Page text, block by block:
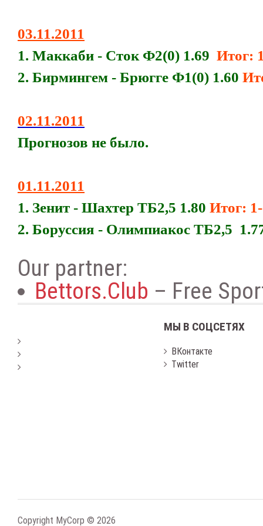
03.11.2011
1. Маккаби - Сток Ф2(0) 1.69 Итог:
2. Бирмингем - Брюгге Ф1(0) 1.60
02.11.2011
Прогнозов не было.
01.11.2011
1. Зенит - Шахтер ТБ2,5 1.80 Итог:
2. Боруссия - Олимпиакос ТБ2,5
Our partner:
Bettors.Club – Free
МЫ В СОЦСЕТЯХ
ВКонтакте
Twitter
Copyright MyCorp © 2026